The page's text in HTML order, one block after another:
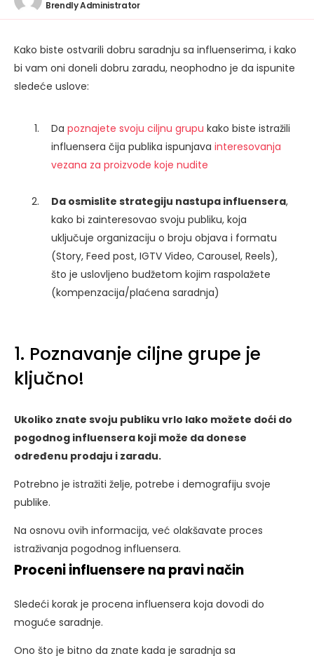
Brendly Administrator
Kako biste ostvarili dobru saradnju sa influenserima, i kako
bi vam oni doneli dobru zaradu, neophodno je da ispunite
sledeće uslove:
Da poznajete svoju ciljnu grupu kako biste istražili
influensera čija publika ispunjava interesovanja
vezana za proizvode koje nudite
Da osmislite strategiju nastupa influensera,
kako bi zainteresovao svoju publiku, koja
uključuje organizaciju o broju objava i formatu
(Story, Feed post, IGTV Video, Carousel, Reels),
što je uslovljeno budžetom kojim raspolažete
(kompenzacija/plaćena saradnja)
1. Poznavanje ciljne grupe je
ključno!
Ukoliko znate svoju publiku vrlo lako možete doći do
pogodnog influensera koji može da donese
određenu prodaju i zaradu.
Potrebno je istražiti želje, potrebe i demografiju svoje
publike.
Na osnovu ovih informacija, već olakšavate proces
istraživanja pogodnog influensera.
Proceni influensere na pravi način
Sledeći korak je procena influensera koja dovodi do
moguće saradnje.
Ono što je bitno da znate kada je saradnja sa